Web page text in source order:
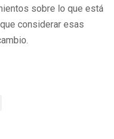
sobre lo que está
considerar esas